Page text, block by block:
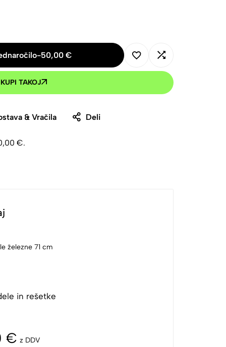
-50,00 €
KUPI TAKOJ
& Vračila Deli
€.
železne 71 cm
in rešetke
€ z DDV